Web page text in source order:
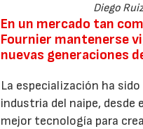
Diego
En un mercado tan
Fournier mantenerse
nuevas generaciones
La especialización ha
industria del naipe,
mejor tecnología para